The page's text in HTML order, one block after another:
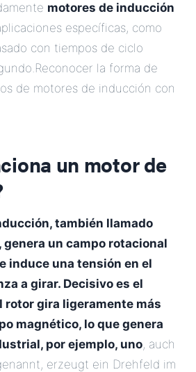
motores de inducción
específicas, como
con tiempos de ciclo
la forma de
de motores de inducción con
un motor de
también llamado
un campo rotacional
induce una tensión en el
a girar. Decisivo es el
rotor gira ligeramente más
magnético, lo que genera
por ejemplo, uno, auch
erzeugt ein Drehfeld im